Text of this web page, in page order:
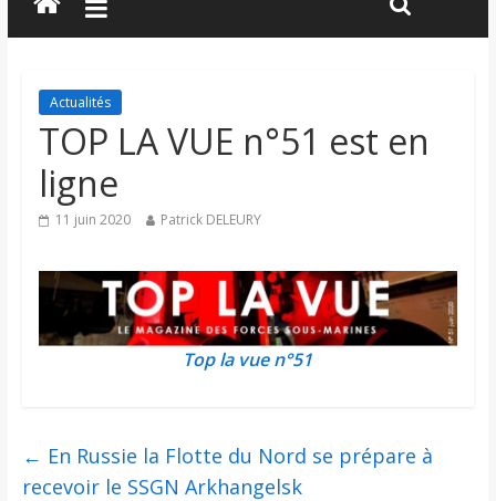
Actualités
TOP LA VUE n°51 est en
ligne
11 juin 2020 Patrick DELEURY
Top la vue n°51
← En Russie la Flotte du Nord se prépare à
recevoir le SSGN Arkhangelsk